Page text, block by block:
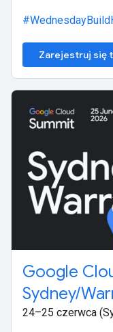
Zarejestruj się
Google
Sydney/
24–25 czerwca